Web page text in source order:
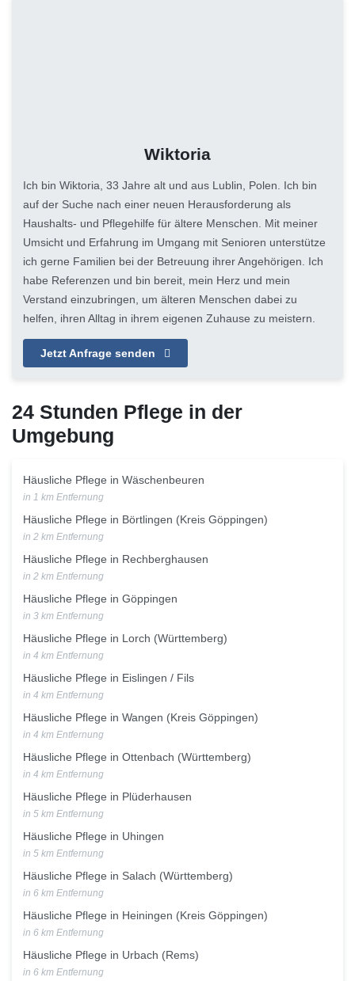
Wiktoria
Ich bin Wiktoria, 33 Jahre alt und aus Lublin, Polen. Ich bin
auf der Suche nach einer neuen Herausforderung als
Haushalts- und Pflegehilfe für ältere Menschen. Mit meiner
Umsicht und Erfahrung im Umgang mit Senioren unterstütze
ich gerne Familien bei der Betreuung ihrer Angehörigen. Ich
habe Referenzen und bin bereit, mein Herz und mein
Verstand einzubringen, um älteren Menschen dabei zu
helfen, ihren Alltag in ihrem eigenen Zuhause zu meistern.
Jetzt Anfrage senden
24 Stunden Pflege in der
Umgebung
Häusliche Pflege in Wäschenbeuren
in 1 km Entfernung
Häusliche Pflege in Börtlingen (Kreis Göppingen)
in 2 km Entfernung
Häusliche Pflege in Rechberghausen
in 2 km Entfernung
Häusliche Pflege in Göppingen
in 3 km Entfernung
Häusliche Pflege in Lorch (Württemberg)
in 4 km Entfernung
Häusliche Pflege in Eislingen / Fils
in 4 km Entfernung
Häusliche Pflege in Wangen (Kreis Göppingen)
in 4 km Entfernung
Häusliche Pflege in Ottenbach (Württemberg)
in 4 km Entfernung
Häusliche Pflege in Plüderhausen
in 5 km Entfernung
Häusliche Pflege in Uhingen
in 5 km Entfernung
Häusliche Pflege in Salach (Württemberg)
in 6 km Entfernung
Häusliche Pflege in Heiningen (Kreis Göppingen)
in 6 km Entfernung
Häusliche Pflege in Urbach (Rems)
in 6 km Entfernung